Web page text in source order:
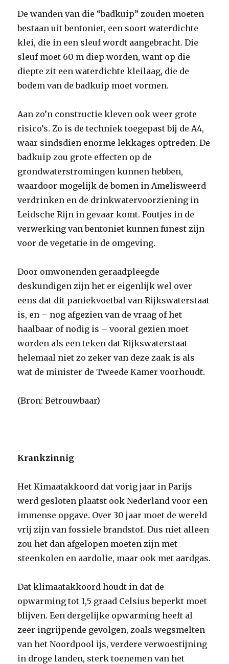
De wanden van die “badkuip” zouden moeten
bestaan uit bentoniet, een soort waterdichte
klei, die in een sleuf wordt aangebracht. Die
sleuf moet 60 m diep worden, want op die
diepte zit een waterdichte kleilaag, die de
bodem van de badkuip moet vormen.
Aan zo’n constructie kleven ook weer grote
risico’s. Zo is de techniek toegepast bij de A4,
waar sindsdien enorme lekkages optreden. De
badkuip zou grote effecten op de
grondwaterstromingen kunnen hebben,
waardoor mogelijk de bomen in Amelisweerd
verdrinken en de drinkwatervoorziening in
Leidsche Rijn in gevaar komt. Foutjes in de
verwerking van bentoniet kunnen funest zijn
voor de vegetatie in de omgeving.
Door omwonenden geraadpleegde
deskundigen zijn het er eigenlijk wel over
eens dat dit paniekvoetbal van Rijkswaterstaat
is, en – nog afgezien van de vraag of het
haalbaar of nodig is – vooral gezien moet
worden als een teken dat Rijkswaterstaat
helemaal niet zo zeker van deze zaak is als
wat de minister de Tweede Kamer voorhoudt.
(Bron: Betrouwbaar)
Krankzinnig
Het Kimaatakkoord dat vorig jaar in Parijs
werd gesloten plaatst ook Nederland voor een
immense opgave. Over 30 jaar moet de wereld
vrij zijn van fossiele brandstof. Dus niet alleen
zou het dan afgelopen moeten zijn met
steenkolen en aardolie, maar ook met aardgas.
Dat klimaatakkoord houdt in dat de
opwarming tot 1,5 graad Celsius beperkt moet
blijven. Een dergelijke opwarming heeft al
zeer ingrijpende gevolgen, zoals wegsmelten
van het Noordpool ijs, verdere verwoestijning
in droge landen, sterk toenemen van het